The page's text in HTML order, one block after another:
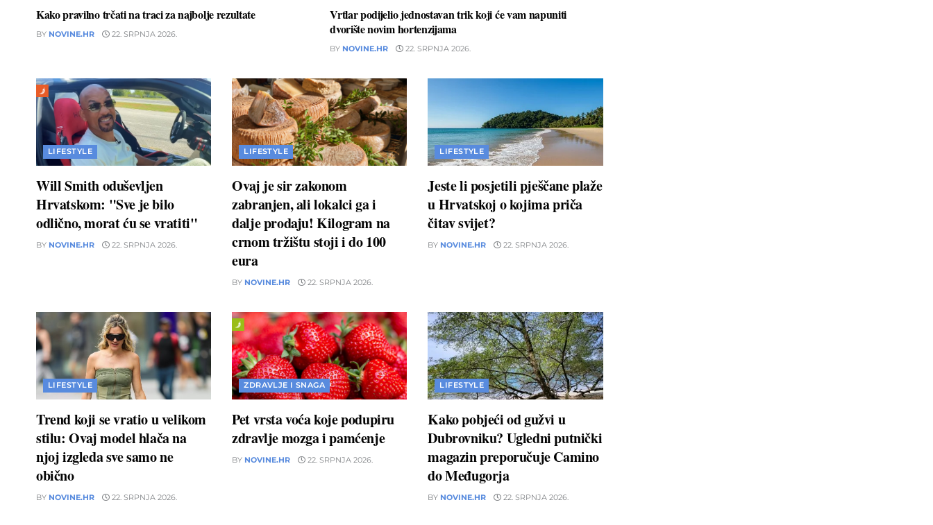
Kako pravilno trčati na traci za najbolje rezultate
BY NOVINE.HR 22. SRPNJA 2026.
Vrtlar podijelio jednostavan trik koji će vam napuniti
dvorište novim hortenzijama
BY NOVINE.HR 22. SRPNJA 2026.
LIFESTYLE
Will Smith oduševljen
Hrvatskom: "Sve je bilo
odlično, morat ću se vratiti"
BY NOVINE.HR 22. SRPNJA 2026.
LIFESTYLE
Ovaj je sir zakonom
zabranjen, ali lokalci ga i
dalje prodaju! Kilogram na
crnom tržištu stoji i do 100
eura
BY NOVINE.HR 22. SRPNJA 2026.
LIFESTYLE
Jeste li posjetili pješčane plaže
u Hrvatskoj o kojima priča
čitav svijet?
BY NOVINE.HR 22. SRPNJA 2026.
LIFESTYLE
Trend koji se vratio u velikom
stilu: Ovaj model hlača na
njoj izgleda sve samo ne
obično
BY NOVINE.HR 22. SRPNJA 2026.
ZDRAVLJE I SNAGA
Pet vrsta voća koje podupiru
zdravlje mozga i pamćenje
BY NOVINE.HR 22. SRPNJA 2026.
LIFESTYLE
Kako pobjeći od gužvi u
Dubrovniku? Ugledni putnički
magazin preporučuje Camino
do Međugorja
BY NOVINE.HR 22. SRPNJA 2026.